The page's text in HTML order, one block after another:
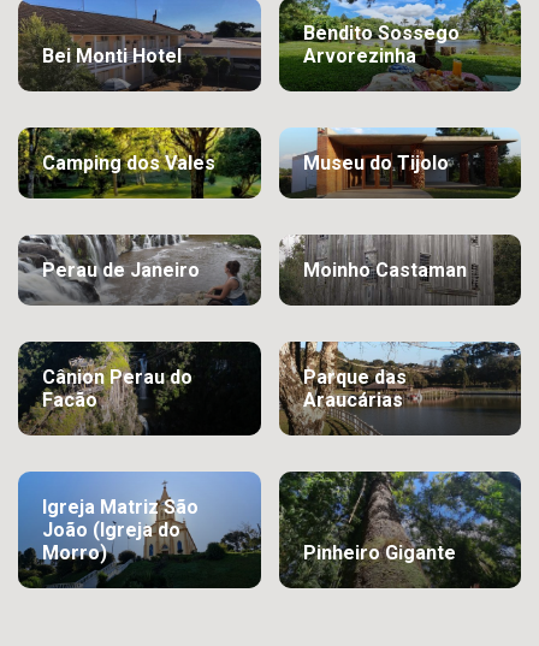
Bei Monti Hotel
Bendito Sossego
Arvorezinha
Camping dos Vales Museu do Tijolo
Perau de Janeiro Moinho Castaman
Cânion Perau do
Facão
Parque das
Araucárias
Igreja Matriz São
João (Igreja do
Morro)
Pinheiro Gigante